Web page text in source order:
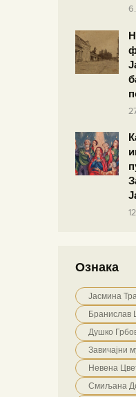
Ознака
Јасмина
Бранислав
Душко
Завичајни
Невена
Смиљана